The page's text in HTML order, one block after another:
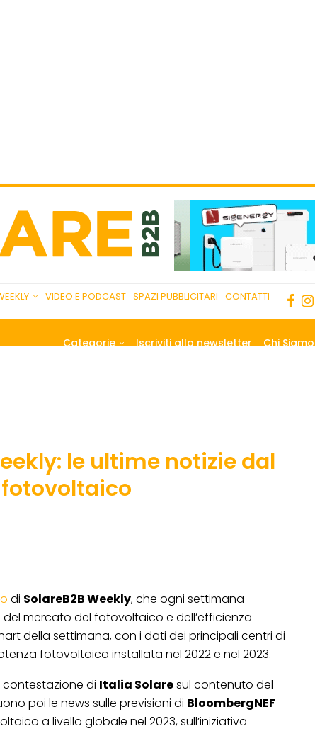
VIDEO E PODCAST SPAZI PUBBLICITARI CONTATTI
Categorie Iscriviti alla newsletter Chi Siamo
le ultime notizie dal
di SolareB2B Weekly, che ogni settimana
mercato del fotovoltaico e dell’efficienza
della settimana, con i dati dei principali centri di
fotovoltaica installata nel 2022 e nel 2023.
contestazione di Italia Solaresul contenuto del
poi le news sulle previsioni di BloombergNEF
a livello globale nel 2023, sull’iniziativa